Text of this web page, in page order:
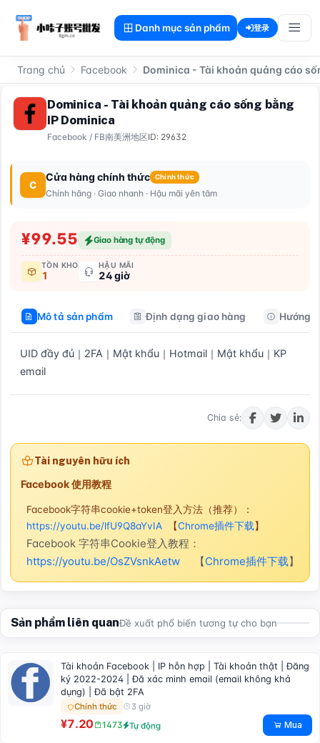
Danh mục sản phẩm 登录
Trang chủ Facebook Dominica - Tài khoản quảng cáo
Dominica - Tài khoản quảng cáo sống bằng
IP Dominica
Facebook / FB南美洲地区ID: 29632
C
Cửa hàng chính thức Chính thức
Chính hãng · Giao nhanh · Hậu mãi yên tâm
¥99.55 Giao hàng tự động
TỒN KHO
1
HẬU MÃI
24 giờ
Mô tả sản phẩm Định dạng giao hàng Hướng
UID đầy đủ｜2FA｜Mật khẩu｜Hotmail｜Mật khẩu｜KP
email
Chia sẻ:
Tài nguyên hữu ích
Facebook 使用教程
Facebook字符串cookie+token登入方法（推荐）：
https://youtu.be/lfU9Q8aYvIA 【Chrome插件下载】
Facebook 字符串Cookie登入教程：
https://youtu.be/OsZVsnkAetw
【Chrome插件下载】
Sản phẩm liên quanĐề xuất phổ biến tương tự cho bạn
Tài khoản Facebook | IP hỗn hợp | Tài khoản thật | Đăng
ký 2022-2024 | Đã xác minh email (email không khả
dụng) | Đã bật 2FA
Chính thức 3 giờ
¥7.20 1473 Tự động Mua